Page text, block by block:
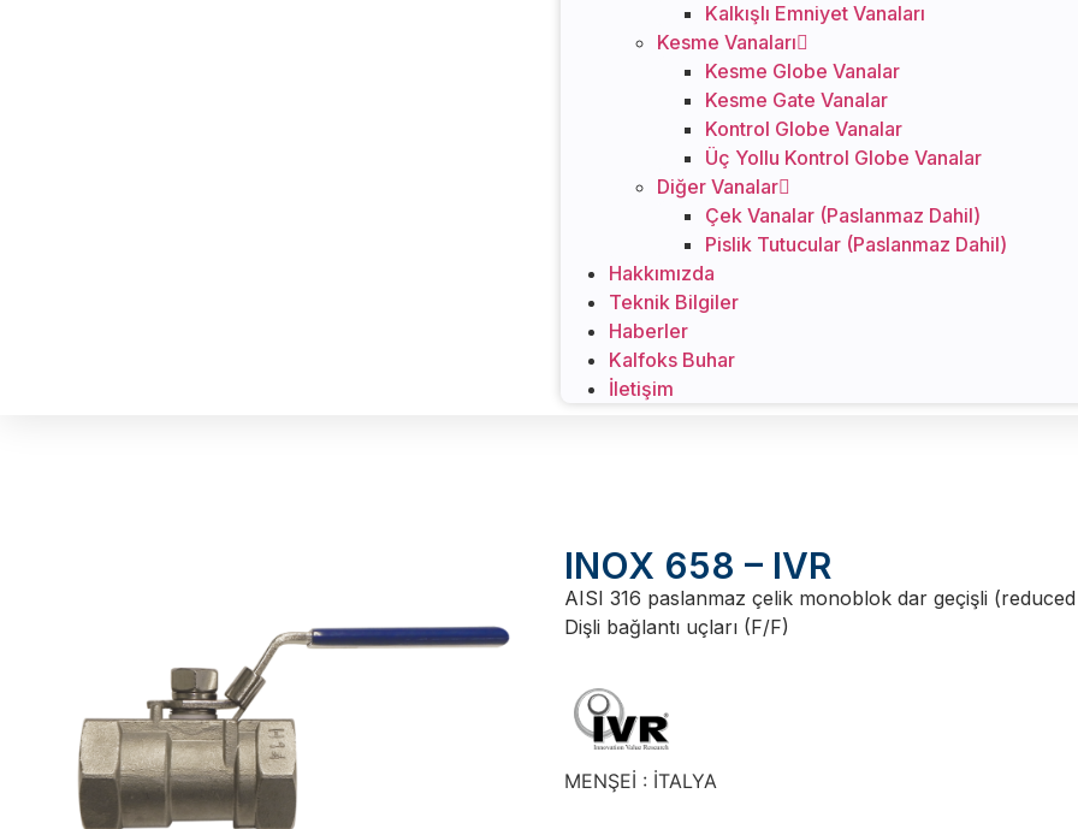
Kalkışlı Emniyet Vanaları
Kesme Vanaları
Kesme Globe Vanalar
Kesme Gate Vanalar
Kontrol Globe Vanalar
Üç Yollu Kontrol Globe Vanalar
Diğer Vanalar
Çek Vanalar (Paslanmaz Dahil)
Pislik Tutucular (Paslanmaz Dahil)
Hakkımızda
Teknik Bilgiler
Haberler
Kalfoks Buhar
İletişim
INOX 658 – IVR
AISI 316 paslanmaz çelik monoblok dar geçişli
Dişli bağlantı uçları (F/F)
MENŞEİ : İTALYA